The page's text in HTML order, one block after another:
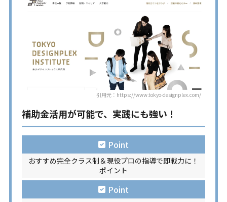
引用元：https://www.tokyo-designplex.com/
補助金活用が可能で、実践にも強い！
Point
おすすめ完全クラス制＆現役プロの指導で即戦力に！
ポイント
Point